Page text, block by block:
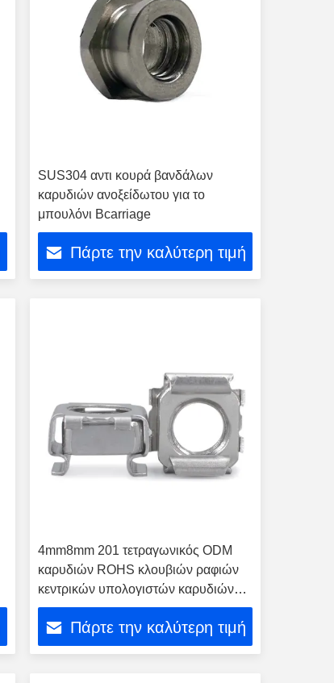
SUS304 αντι κουρά βανδάλων
καρυδιών ανοξείδωτου για το
μπουλόνι Bcarriage
Πάρτε την καλύτερη τιμή
4mm8mm 201 τετραγωνικός ODM
καρυδιών ROHS κλουβιών ραφιών
κεντρικών υπολογιστών καρυδιών
ανοξείδωτου
Πάρτε την καλύτερη τιμή